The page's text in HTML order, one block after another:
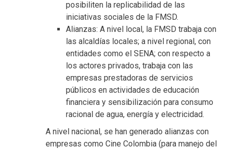
posibiliten la replicabilidad de las
iniciativas sociales de la FMSD.
Alianzas: A nivel local, la FMSD trabaja con
las alcaldías locales; a nivel regional, con
entidades como el SENA; con respecto a
los actores privados, trabaja con las
empresas prestadoras de servicios
públicos en actividades de educación
financiera y sensibilización para consumo
racional de agua, energía y electricidad.
A nivel nacional, se han generado alianzas con
empresas como Cine Colombia (para manejo del